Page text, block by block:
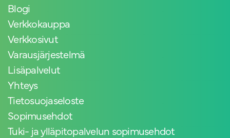
Blogi
Verkkokauppa
Verkkosivut
Varausjärjestelmä
Lisäpalvelut
Yhteys
Tietosuojaseloste
Sopimusehdot
Tuki- ja ylläpitopalvelun sopimusehdot